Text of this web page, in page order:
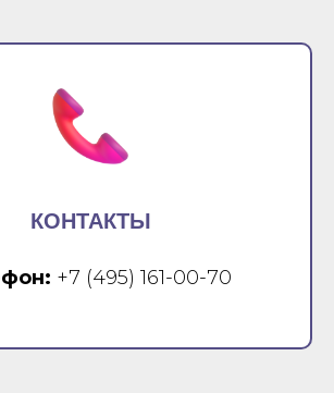
КОНТАКТЫ
+7 (495) 161-00-70